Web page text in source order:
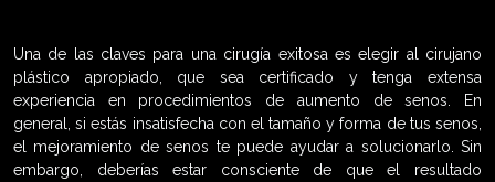
Una de las claves para una cirugía exitosa es elegir al cirujano
plástico apropiado, que sea certificado y tenga extensa
experiencia en procedimientos de aumento de senos. En
general, si estás insatisfecha con el tamaño y forma de tus senos,
el mejoramiento de senos te puede ayudar a solucionarlo. Sin
embargo, deberías estar consciente de que el resultado